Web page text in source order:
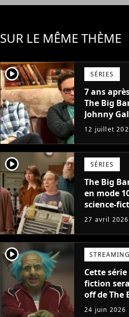
SUR LE MÊME THÈME
player2 SÉRIES
7 ans
The Big
Johnny
de sa
projet que
verrez
12 juillet
player2 SÉRIES
The Big
en mode
science-
nouveau
univers
mondes
27 avril 2026
player2 STREAMING
Cette
fiction
off de The
Theory et il
24 juin 2026